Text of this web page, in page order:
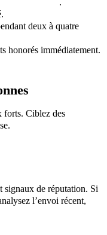
deux à quatre
honorés immédiatement.
forts. Ciblez des
signaux de réputation. Si
l’envoi récent,